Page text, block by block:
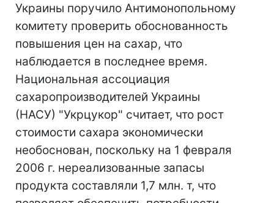
Украины поручило Антимонопольному
комитету проверить обоснованность
повышения цен на сахар, что
наблюдается в последнее время.
Национальная ассоциация
сахаропроизводителей Украины
(НАСУ) "Укрцукор" считает, что рост
стоимости сахара экономически
необоснован, поскольку на 1 февраля
2006 г. нереализованные запасы
продукта составляли 1,7 млн. т, что